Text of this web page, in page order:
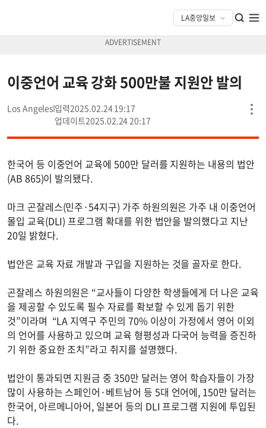
이중언어 교육 강화 500만불 지원안 발의
Los Angeles
2025.02.24 19:17
2025.02.24 20:17
한국어 등 이중언어 교육에 500만 달러를 지원하는 내용의 법안
(AB 865)이 발의됐다.
마크 곤잘레스(민주·54지구) 가주 하원의원은 가주 내 이중언어
몰입 교육(DLI) 프로그램 확대를 위한 법안을 발의했다고 지난
20일 밝혔다.
법안은 교육 자료 개발과 구입을 지원하는 것을 골자로 한다.
곤잘레스 하원의원은 “교사들이 다양한 학생들에게 더 나은 교육
을 제공할 수 있도록 필수 자료를 확보할 수 있게 돕기 위한
것”이라며 “LA 지역구 주민의 70% 이상이 가정에서 영어 이외
의 언어를 사용하고 있으며 교육 형평성과 다국어 능력을 증진하
기 위한 중요한 조치”라고 취지를 설명했다.
법안이 통과되면 지원금 중 350만 달러는 영어 학습자들이 가장
많이 사용하는 스페인어·베트남어 등 5대 언어에, 150만 달러는
한국어, 아르메니아어, 일본어 등의 DLI 프로그램 지원에 투입된
다.